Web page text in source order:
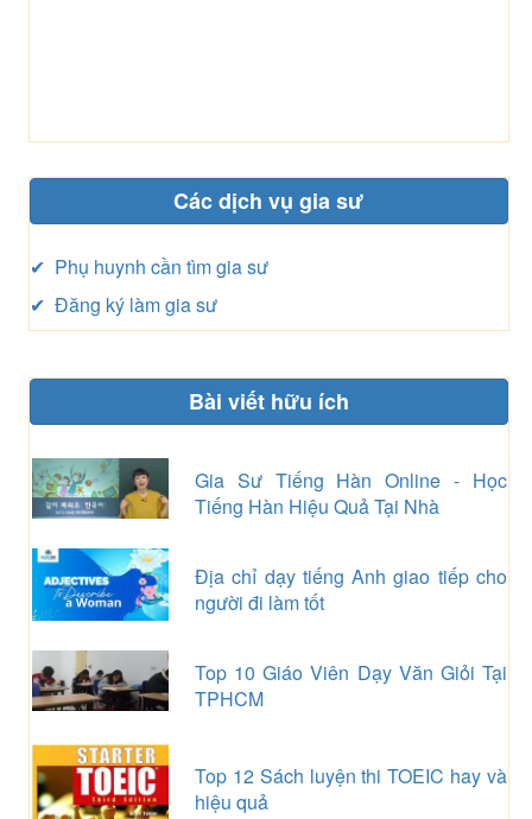
Các dịch vụ gia sư
✔ Phụ huynh cần tìm gia sư
✔ Đăng ký làm gia sư
Bài viết hữu ích
Gia Sư Tiếng Hàn Online - Học
Tiếng Hàn Hiệu Quả Tại Nhà
Địa chỉ dạy tiếng Anh giao tiếp cho
người đi làm tốt
Top 10 Giáo Viên Dạy Văn Giỏi Tại
TPHCM
Top 12 Sách luyện thi TOEIC hay và
hiệu quả